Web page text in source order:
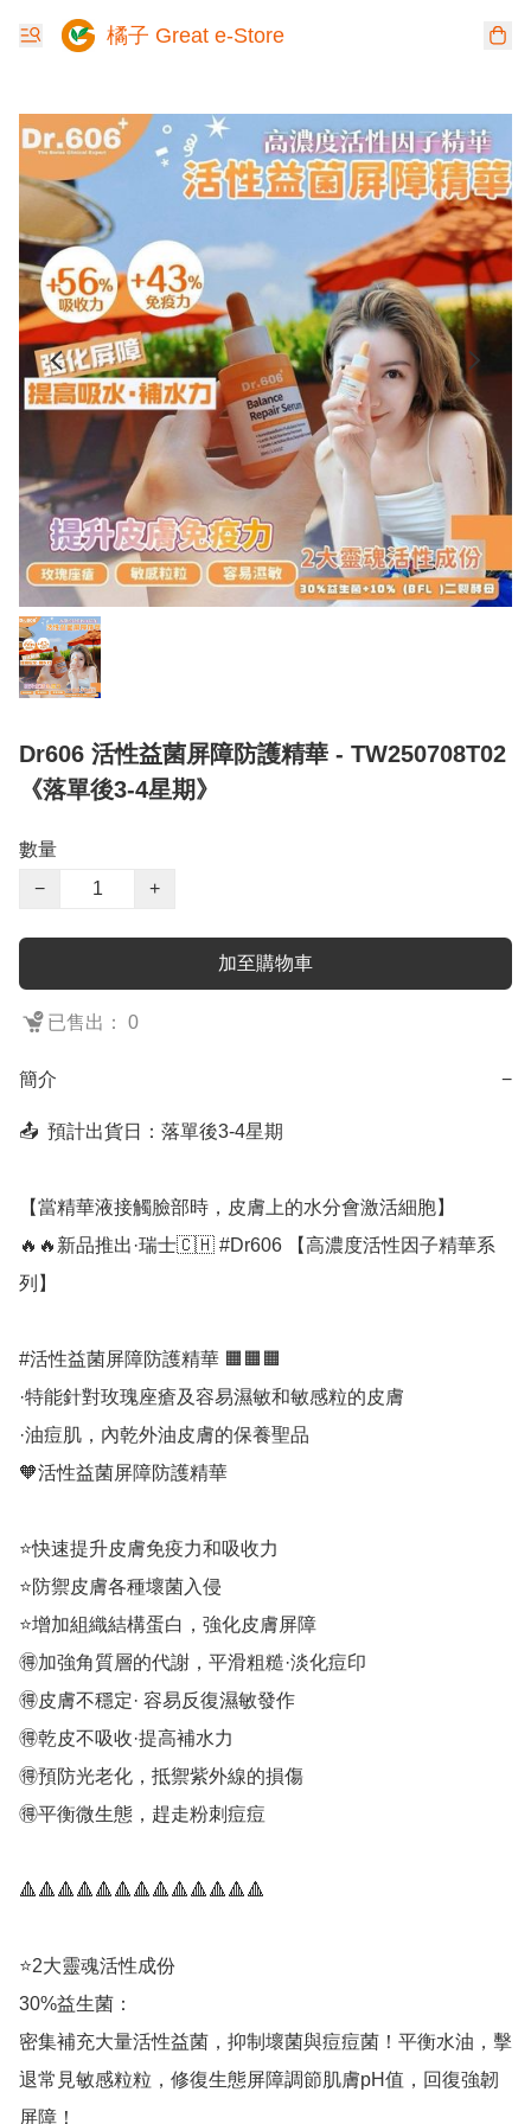
橘子 Great e-Store
Dr606 活性益菌屏障防護精華 - TW250708T02
《落單後3-4星期》
數量
−
+
加至購物車
已售出： 0
簡介 −
📤  預計出貨日：落單後3-4星期
【當精華液接觸臉部時，皮膚上的水分會激活細胞】
🔥🔥新品推出·瑞士🇨🇭 #Dr606 【高濃度活性因子精華系
列】
#活性益菌屏障防護精華 🟧🟧🟧
·特能針對玫瑰座瘡及容易濕敏和敏感粒的皮膚
·油痘肌，內乾外油皮膚的保養聖品
🧡活性益菌屏障防護精華
⭐️快速提升皮膚免疫力和吸收力
⭐️防禦皮膚各種壞菌入侵
⭐️增加組織結構蛋白，強化皮膚屏障
🉐加強角質層的代謝，平滑粗糙·淡化痘印
🉐皮膚不穩定· 容易反復濕敏發作
🉐乾皮不吸收·提高補水力
🉐預防光老化，抵禦紫外線的損傷
🉐平衡微生態，趕走粉刺痘痘
🔺🔺🔺🔺🔺🔺🔺🔺🔺🔺🔺🔺🔺
⭐️2大靈魂活性成份
30%益生菌：
密集補充大量活性益菌，抑制壞菌與痘痘菌！平衡水油，擊
退常見敏感粒粒，修復生態屏障調節肌膚pH值，回復強韌
屏障！